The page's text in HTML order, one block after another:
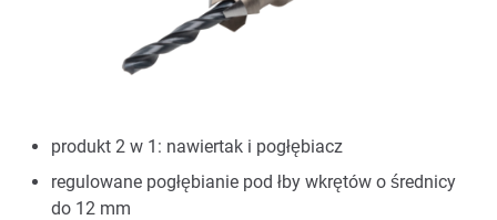
produkt 2 w 1: nawiertak i pogłębiacz
regulowane pogłębianie pod łby wkrętów o średnicy
do 12 mm